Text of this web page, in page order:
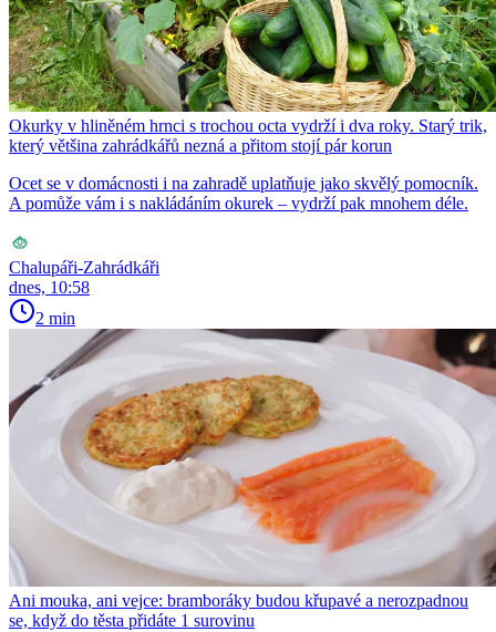
Okurky v hliněném hrnci s trochou octa vydrží i dva roky. Starý trik,
který většina zahrádkářů nezná a přitom stojí pár korun
Ocet se v domácnosti i na zahradě uplatňuje jako skvělý pomocník.
A pomůže vám i s nakládáním okurek – vydrží pak mnohem déle.
Chalupáři-Zahrádkáři
dnes, 10:58
2 min
Ani mouka, ani vejce: bramboráky budou křupavé a nerozpadnou
se, když do těsta přidáte 1 surovinu